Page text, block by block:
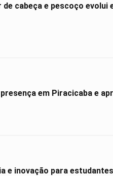
cabeça e pescoço evolui
Hyundai
e inovação para